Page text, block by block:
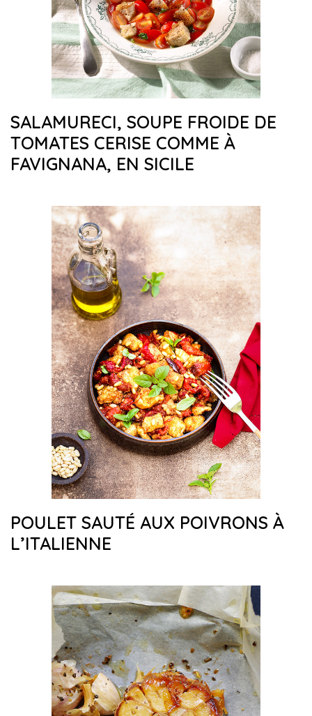
SALAMURECI, SOUPE FROIDE DE
TOMATES CERISE COMME À
FAVIGNANA, EN SICILE
POULET SAUTÉ AUX POIVRONS À
L’ITALIENNE